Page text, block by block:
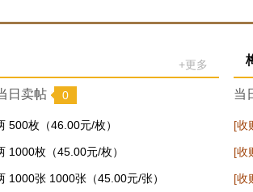
(19000.00元/包)
元/捆)
元/捆)
+更多
日卖帖 0
500枚（46.00元/枚）
1000枚（45.00元/枚）
1000张 1000张（45.00元/张）
当
[收
[收
[收